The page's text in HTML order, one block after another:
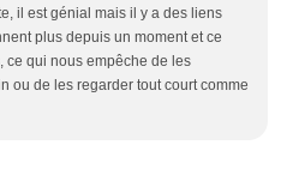
il est génial mais il y a des liens
plus depuis un moment et ce
ce qui nous empêche de les
ou de les regarder tout court comme